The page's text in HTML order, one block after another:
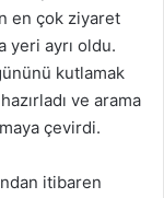
en çok ziyaret
yeri ayrı oldu.
kutlamak
hazırladı ve arama
çevirdi.
itibaren